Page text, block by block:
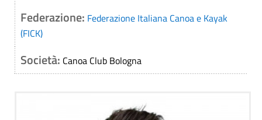
Federazione: Federazione Italiana Canoa e Kayak
(FICK)
Società: Canoa Club Bologna